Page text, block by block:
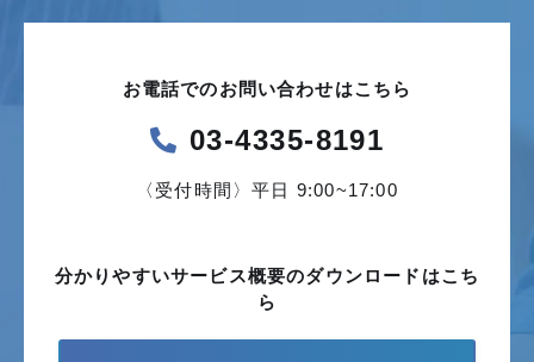
お電話でのお問い合わせはこちら
03-4335-8191
〈受付時間〉平日 9:00~17:00
分かりやすいサービス概要のダウンロードはこち
ら